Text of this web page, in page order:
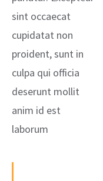
sint occaecat
cupidatat non
proident, sunt in
culpa qui officia
deserunt mollit
anim id est
laborum